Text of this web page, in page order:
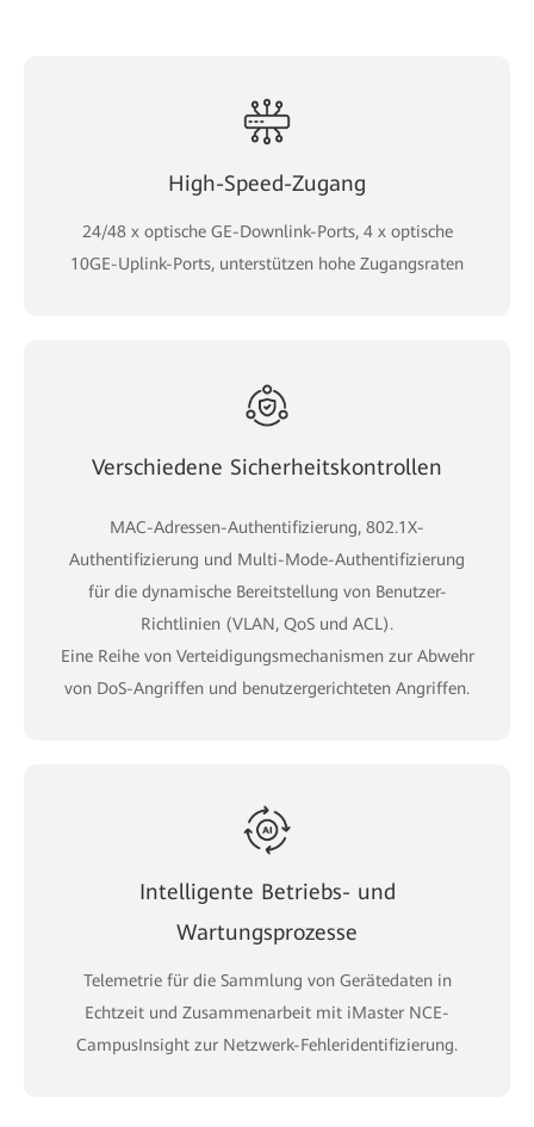
High-Speed-Zugang
24/48 x optische GE-Downlink-Ports, 4 x optische
10GE-Uplink-Ports, unterstützen hohe Zugangsraten
Verschiedene Sicherheitskontrollen
MAC-Adressen-Authentifizierung, 802.1X-
Authentifizierung und Multi-Mode-Authentifizierung
für die dynamische Bereitstellung von Benutzer-
Richtlinien (VLAN, QoS und ACL).
Eine Reihe von Verteidigungsmechanismen zur Abwehr
von DoS-Angriffen und benutzergerichteten Angriffen.
Intelligente Betriebs- und
Wartungsprozesse
Telemetrie für die Sammlung von Gerätedaten in
Echtzeit und Zusammenarbeit mit iMaster NCE-
CampusInsight zur Netzwerk-Fehleridentifizierung.